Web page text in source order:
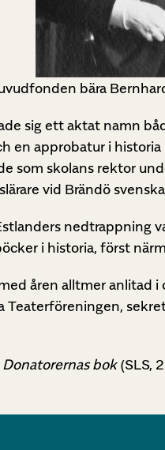
bära
sig ett aktat namn
en approbatur i
som skolans rektor
vid Brändö
nedtrappning
i historia, först
åren alltmer anlitad
Teaterföreningen,
Donatorernas bok(SLS,